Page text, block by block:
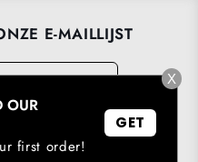
E-MAILLIJST
→ X
OUR
first order!
GET